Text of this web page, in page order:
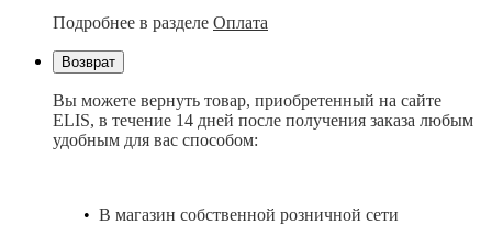
Подробнее в разделе Оплата
Возврат
Вы можете вернуть товар, приобретенный на сайте
ELIS, в течение 14 дней после получения заказа любым
удобным для вас способом:
• В магазин собственной розничной сети